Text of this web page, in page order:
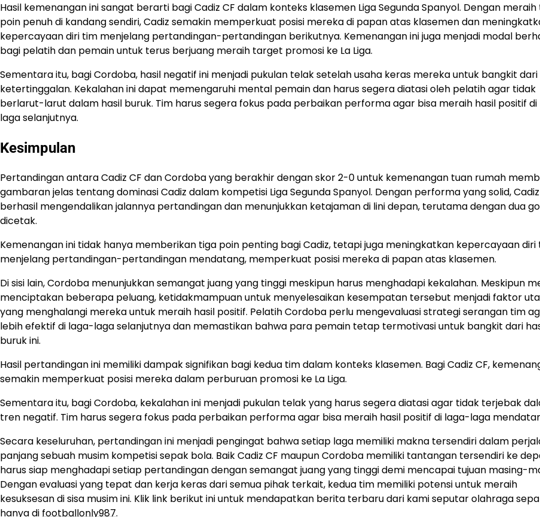
Hasil kemenangan ini sangat berarti bagi Cadiz CF dalam konteks klasemen Liga Segunda Spanyol. Dengan meraih
poin penuh di kandang sendiri, Cadiz semakin memperkuat posisi mereka di papan atas klasemen dan
kepercayaan diri tim menjelang pertandingan-pertandingan berikutnya. Kemenangan ini juga menjadi modal
bagi pelatih dan pemain untuk terus berjuang meraih target promosi ke La Liga.
Sementara itu, bagi Cordoba, hasil negatif ini menjadi pukulan telak setelah usaha keras mereka untuk bangkit dari
ketertinggalan. Kekalahan ini dapat memengaruhi mental pemain dan harus segera diatasi oleh pelatih agar tidak
berlarut-larut dalam hasil buruk. Tim harus segera fokus pada perbaikan performa agar bisa meraih hasil positif
laga selanjutnya.
Kesimpulan
Pertandingan antara Cadiz CF dan Cordoba yang berakhir dengan skor 2-0 untuk kemenangan tuan rumah
gambaran jelas tentang dominasi Cadiz dalam kompetisi Liga Segunda Spanyol. Dengan performa yang solid, Cadiz
berhasil mengendalikan jalannya pertandingan dan menunjukkan ketajaman di lini depan, terutama dengan dua
dicetak.
Kemenangan ini tidak hanya memberikan tiga poin penting bagi Cadiz, tetapi juga meningkatkan kepercayaan diri
menjelang pertandingan-pertandingan mendatang, memperkuat posisi mereka di papan atas klasemen.
Di sisi lain, Cordoba menunjukkan semangat juang yang tinggi meskipun harus menghadapi kekalahan. Meskipun
menciptakan beberapa peluang, ketidakmampuan untuk menyelesaikan kesempatan tersebut menjadi faktor
yang menghalangi mereka untuk meraih hasil positif. Pelatih Cordoba perlu mengevaluasi strategi serangan tim
lebih efektif di laga-laga selanjutnya dan memastikan bahwa para pemain tetap termotivasi untuk bangkit dari
buruk ini.
Hasil pertandingan ini memiliki dampak signifikan bagi kedua tim dalam konteks klasemen. Bagi Cadiz CF,
semakin memperkuat posisi mereka dalam perburuan promosi ke La Liga.
Sementara itu, bagi Cordoba, kekalahan ini menjadi pukulan telak yang harus segera diatasi agar tidak terjebak
tren negatif. Tim harus segera fokus pada perbaikan performa agar bisa meraih hasil positif di laga-laga
Secara keseluruhan, pertandingan ini menjadi pengingat bahwa setiap laga memiliki makna tersendiri dalam
panjang sebuah musim kompetisi sepak bola. Baik Cadiz CF maupun Cordoba memiliki tantangan tersendiri ke
harus siap menghadapi setiap pertandingan dengan semangat juang yang tinggi demi mencapai tujuan masing-
Dengan evaluasi yang tepat dan kerja keras dari semua pihak terkait, kedua tim memiliki potensi untuk meraih
kesuksesan di sisa musim ini. Klik link berikut ini untuk mendapatkan berita terbaru dari kami seputar olahraga
hanya di footballonly987.